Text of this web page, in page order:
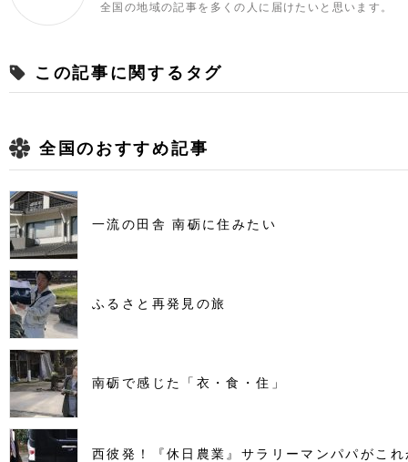
全国の地域の記事を多くの人に届けたいと思います。
この記事に関するタグ
全国のおすすめ記事
一流の田舎 南砺に住みたい
ふるさと再発見の旅
南砺で感じた「衣・食・住」
西彼発！『休日農業』サラリーマンパパがこ